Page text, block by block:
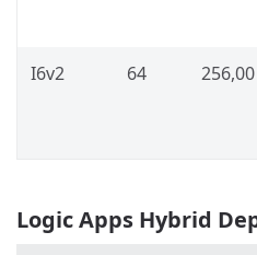
I6v2 64
Logic Apps Hybrid